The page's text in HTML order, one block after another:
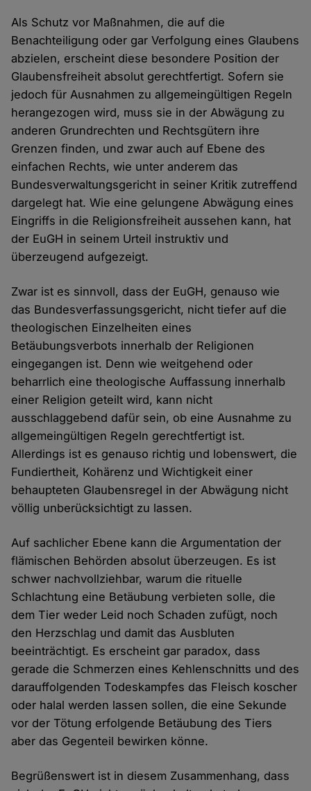
Als Schutz vor Maßnahmen, die auf die
Benachteiligung oder gar Verfolgung eines Glaubens
abzielen, erscheint diese besondere Position der
Glaubensfreiheit absolut gerechtfertigt. Sofern sie
jedoch für Ausnahmen zu allgemeingültigen Regeln
herangezogen wird, muss sie in der Abwägung zu
anderen Grundrechten und Rechtsgütern ihre
Grenzen finden, und zwar auch auf Ebene des
einfachen Rechts, wie unter anderem das
Bundesverwaltungsgericht in seiner Kritik zutreffend
dargelegt hat. Wie eine gelungene Abwägung eines
Eingriffs in die Religionsfreiheit aussehen kann, hat
der EuGH in seinem Urteil instruktiv und
überzeugend aufgezeigt.
Zwar ist es sinnvoll, dass der EuGH, genauso wie
das Bundesverfassungsgericht, nicht tiefer auf die
theologischen Einzelheiten eines
Betäubungsverbots innerhalb der Religionen
eingegangen ist. Denn wie weitgehend oder
beharrlich eine theologische Auffassung innerhalb
einer Religion geteilt wird, kann nicht
ausschlaggebend dafür sein, ob eine Ausnahme zu
allgemeingültigen Regeln gerechtfertigt ist.
Allerdings ist es genauso richtig und lobenswert, die
Fundiertheit, Kohärenz und Wichtigkeit einer
behaupteten Glaubensregel in der Abwägung nicht
völlig unberücksichtigt zu lassen.
Auf sachlicher Ebene kann die Argumentation der
flämischen Behörden absolut überzeugen. Es ist
schwer nachvollziehbar, warum die rituelle
Schlachtung eine Betäubung verbieten solle, die
dem Tier weder Leid noch Schaden zufügt, noch
den Herzschlag und damit das Ausbluten
beeinträchtigt. Es erscheint gar paradox, dass
gerade die Schmerzen eines Kehlenschnitts und des
darauffolgenden Todeskampfes das Fleisch koscher
oder halal werden lassen sollen, die eine Sekunde
vor der Tötung erfolgende Betäubung des Tiers
aber das Gegenteil bewirken könne.
Begrüßenswert ist in diesem Zusammenhang, dass